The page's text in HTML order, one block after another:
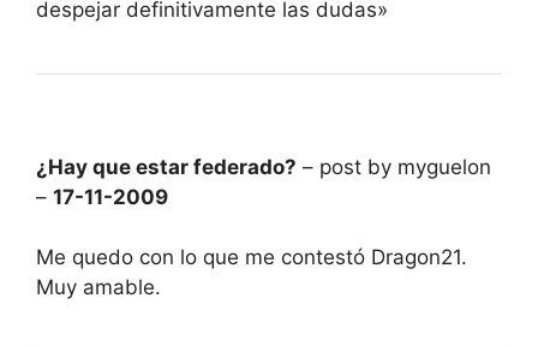
despejar definitivamente las dudas»
¿Hay que estar federado? – post by myguelon
– 17-11-2009
Me quedo con lo que me contestó Dragon21.
Muy amable.